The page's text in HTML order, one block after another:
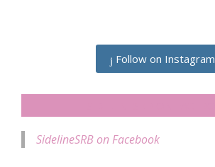
Follow on Instagram
SidelineSRB on Facebook